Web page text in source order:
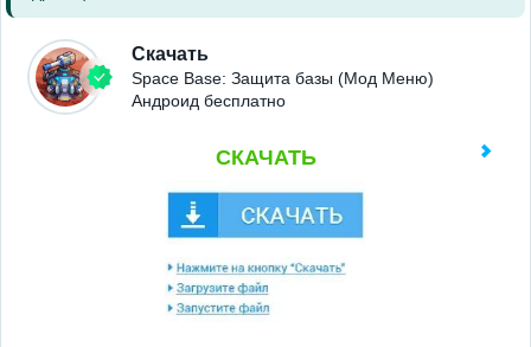
Скачать
Space Base: Защита базы (Мод Меню)
Андроид бесплатно
СКАЧАТЬ